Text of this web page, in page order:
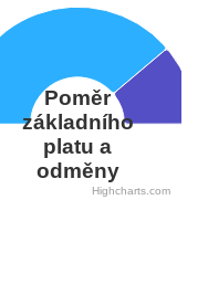
Poměr
základního
platu a
odměny
Highcharts.com